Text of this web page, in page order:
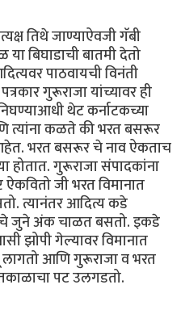
तिथे जाण्याऐवजी गॅबी
या बिघाडाची बातमी देतो
पाठवायची विनंती
गुरूराजा यांच्यावर ही
थेट कर्नाटकच्या
त्यांना कळते की भरत बसरूर
भरत बसरूर चे नाव ऐकताच
होतात. गुरूराजा संपादकांना
ऐकवितो जी भरत विमानात
त्यानंतर आदित्य कडे
जुने अंक चाळत बसतो. इकडे
झोपी गेल्यावर विमानात
आणि गुरूराजा व भरत
पट उलगडतो.